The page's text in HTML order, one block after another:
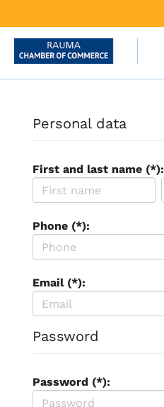
Personal data
First and last name (*):
Phone (*):
Email (*):
Password
Password (*):